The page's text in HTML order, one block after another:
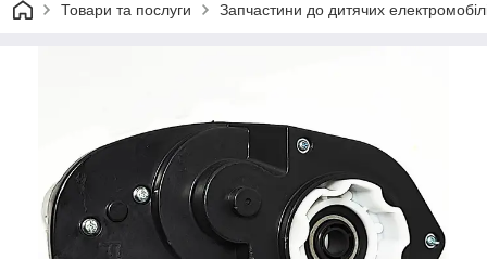
Товари та послуги Запчастини до дитячих